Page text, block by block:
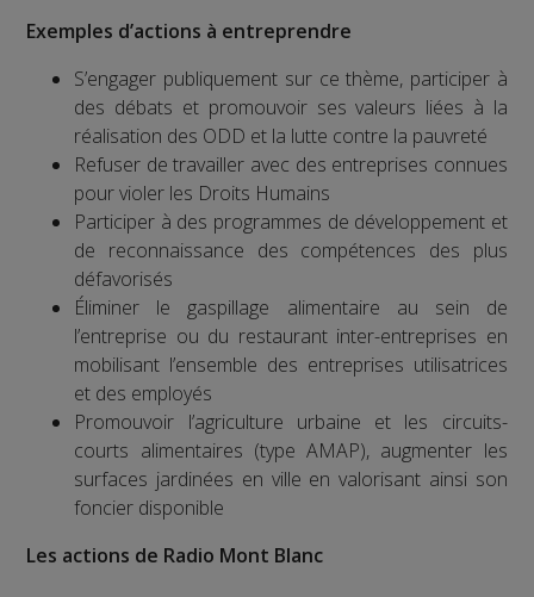
Exemples d’actions à entreprendre
S’engager publiquement sur ce thème, participer à
des débats et promouvoir ses valeurs liées à la
réalisation des ODD et la lutte contre la pauvreté
Refuser de travailler avec des entreprises connues
pour violer les Droits Humains
Participer à des programmes de développement et
de reconnaissance des compétences des plus
défavorisés
Éliminer le gaspillage alimentaire au sein de
l’entreprise ou du restaurant inter-entreprises en
mobilisant l’ensemble des entreprises utilisatrices
et des employés
Promouvoir l’agriculture urbaine et les circuits-
courts alimentaires (type AMAP), augmenter les
surfaces jardinées en ville en valorisant ainsi son
foncier disponible
Les actions de Radio Mont Blanc